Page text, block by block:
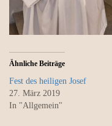
Ähnliche Beiträge
Fest des heiligen Josef
27. März 2019
In "Allgemein"